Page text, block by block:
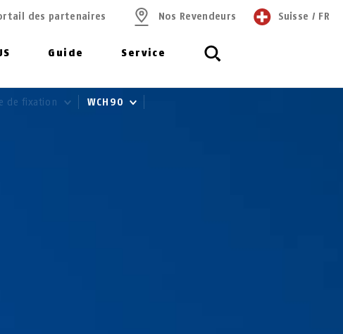
Guide Service
des partenaires Nos Revendeurs Suisse / FR
de fixation WCH90